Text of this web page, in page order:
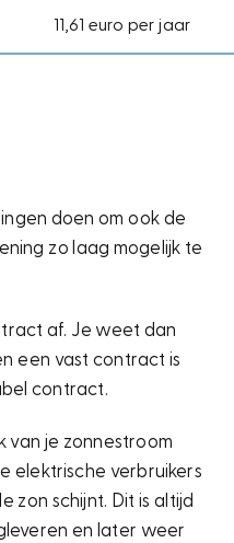
11,61 euro per jaar
doen om ook de
zo laag mogelijk te
af. Je weet dan
een vast contract is
contract.
van je zonnestroom
elektrische verbruikers
zon schijnt. Dit is altijd
en later weer